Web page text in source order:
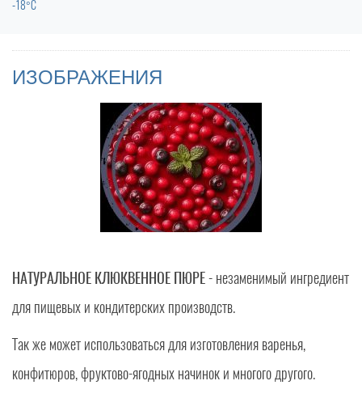
-18°C
ИЗОБРАЖЕНИЯ
НАТУРАЛЬНОЕ КЛЮКВЕННОЕ ПЮРЕ- незаменимый ингредиент
для пищевых и кондитерских производств.
Так же может использоваться для изготовления варенья,
конфитюров, фруктово-ягодных начинок и многого другого.